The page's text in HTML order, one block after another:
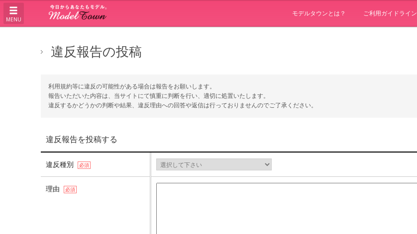
MENU
モデルタウンとは？ ご利用ガイドライン
違反報告の投稿
利用規約等に違反の可能性がある場合は報告をお願いします。
報告いただいた内容は、当サイトにて慎重に判断を行い、適切に処置いたします。
違反するかどうかの判断や結果、違反理由への回答や返信は行っておりませんのでご了承ください。
違反報告を投稿する
違反種別 必須
理由 必須